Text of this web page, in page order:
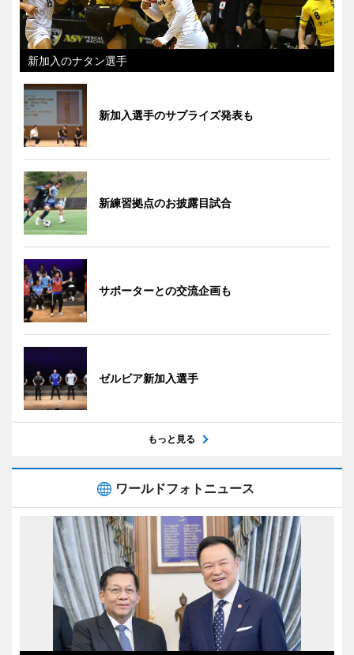
新加入のナタン選手
新加入選手のサプライズ発表も
新練習拠点のお披露目試合
サポーターとの交流企画も
ゼルビア新加入選手
もっと見る
ワールドフォトニュース